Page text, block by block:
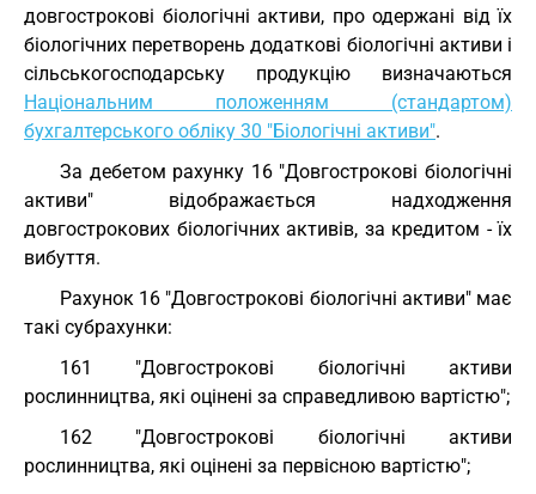
довгострокові біологічні активи, про одержані від їх
біологічних перетворень додаткові біологічні активи і
сільськогосподарську продукцію визначаються
Національним положенням (стандартом)
бухгалтерського обліку 30 "Біологічні активи".
За дебетом рахунку 16 "Довгострокові біологічні
активи" відображається надходження
довгострокових біологічних активів, за кредитом - їх
вибуття.
Рахунок 16 "Довгострокові біологічні активи" має
такі субрахунки:
161 "Довгострокові біологічні активи
рослинництва, які оцінені за справедливою вартістю";
162 "Довгострокові біологічні активи
рослинництва, які оцінені за первісною вартістю";